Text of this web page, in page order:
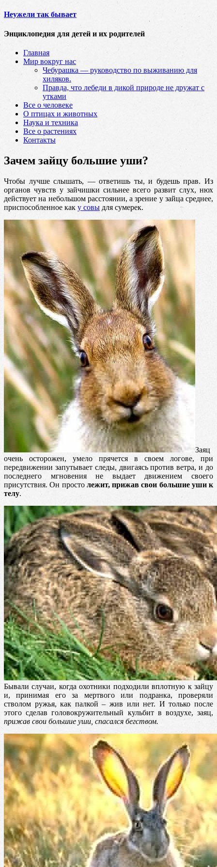
Неужели так бывает
Энциклопедия для детей и их родителей
Главная
Мир вокруг нас
Чебурашка — руководство по выживанию для
хиляков.
Правда, что лебеди в дикой природе не дружат с
утками
Все о человеке
О птицах и животных
Наука и техника
Все о растениях
Контакты
Зачем зайцу большие уши?
Чтобы лучше слышать, — ответишь ты, и будешь прав. Из
органов чувств у зайчишки сильнее всего развит слух, нюх
действует на небольшом расстоянии, а зрение у зайца среднее,
приспособленное как у совы для сумерек.
Заяц
очень осторожен, умело прячется в своем логове, при
передвижении запутывает следы, двигаясь против ветра, и до
последнего мгновения не выдает движением своего
присутствия. Он просто лежит, прижав свои большие уши к
телу.
Бывали случаи, когда охотники подходили вплотную к зайцу
и, принимая его за мертвого или подранка, проверяли
стволом ружья, как палкой – жив или нет. И только после
этого сделав головокружительный кульбит в воздухе, заяц,
прижав свои большие уши, спасался бегством.